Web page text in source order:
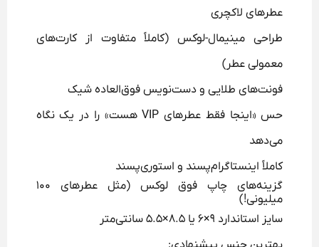
عطرهای لاکچری
طراحی مینیمال-لوکس (کاملاً متفاوت از کارت‌های
معمولی عطر)
فونت‌های طلایی و دست‌نویس فوق‌العاده شیک
حس «اینجا فقط عطرهای VIP هست» را در یک نگاه
می‌دهد
کاملاً اینستاگرام‌پسند و استوری‌پسند
گزینه‌های چاپ فوق لوکس (مثل عطرهای ۱۰۰
میلیونی!)
سایز استاندارد ۹×۶ یا ۸.۵×۵.۵ سانتی‌متر